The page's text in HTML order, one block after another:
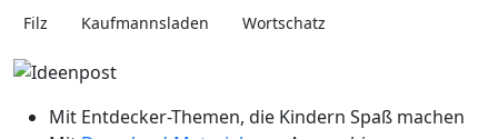
Filz Kaufmannsladen Wortschatz
Mit Entdecker-Themen, die Kindern Spaß machen